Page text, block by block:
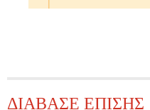
ΔΙΑΒΑΣΕ ΕΠΙΣΗΣ